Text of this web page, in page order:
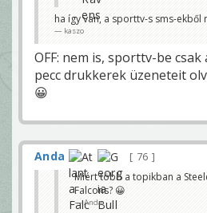
ha így van, a sporttv-s sms-ekből
kaszo
OFF: nem is, sporttv-be
pecc drukkerek üzeneteit
😀
Anda
76
Miért több a topikban a
Falcons? 😀
Anda